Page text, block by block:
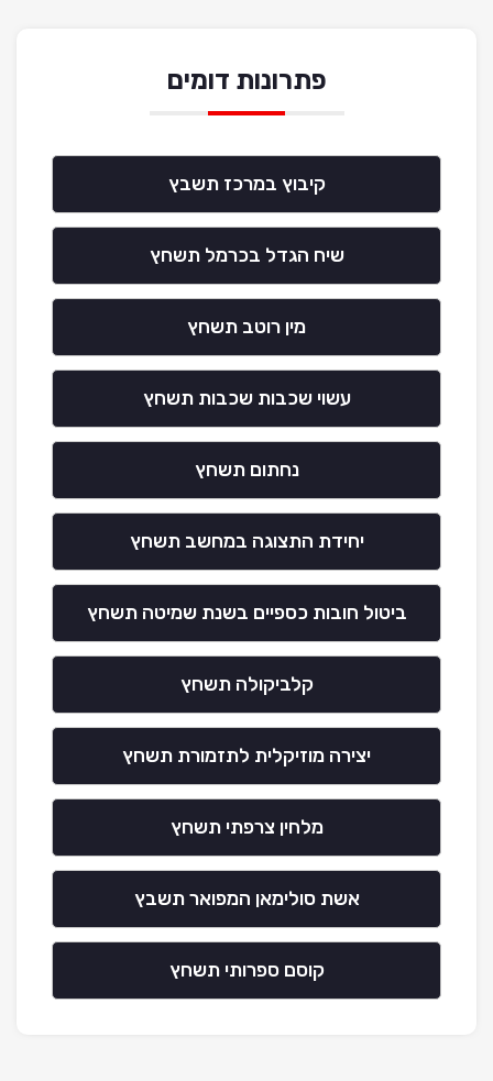
פתרונות דומים
קיבוץ במרכז תשבץ
שיח הגדל בכרמל תשחץ
מין רוטב תשחץ
עשוי שכבות שכבות תשחץ
נחתום תשחץ
יחידת התצוגה במחשב תשחץ
ביטול חובות כספיים בשנת שמיטה תשחץ
קלביקולה תשחץ
יצירה מוזיקלית לתזמורת תשחץ
מלחין צרפתי תשחץ
אשת סולימאן המפואר תשבץ
קוסם ספרותי תשחץ